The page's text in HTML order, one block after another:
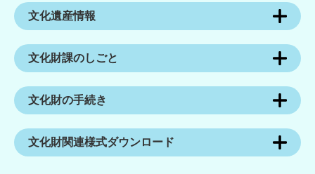
文化遺産情報
文化財課のしごと
文化財の手続き
文化財関連様式ダウンロード